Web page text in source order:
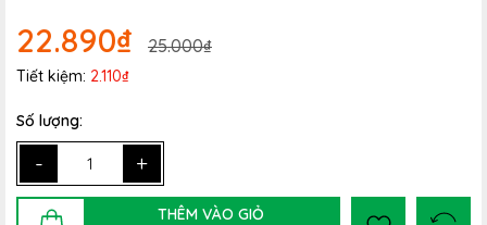
22.890₫ 25.000₫
Tiết kiệm: 2.110₫
Số lượng:
- +
THÊM VÀO GIỎ